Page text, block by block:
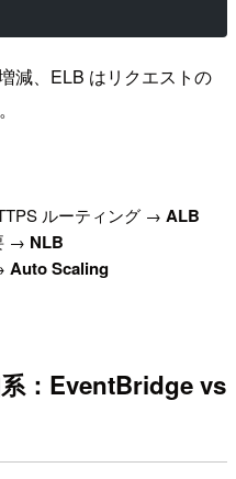
減、ELB はリクエストの
ルーティング →ALB
→ NLB
Auto Scaling
：EventBridge vs